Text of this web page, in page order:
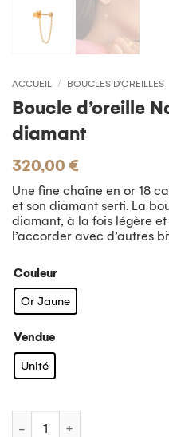
ACCUEIL / BOUCLES D'OREILLES
Boucle d’oreille
diamant
320,00 €
Une fine chaîne en or 18
et son diamant serti. La
diamant, à la fois légère
l’accorder avec d’autres
Couleur
Or Jaune
Vendue
Unité